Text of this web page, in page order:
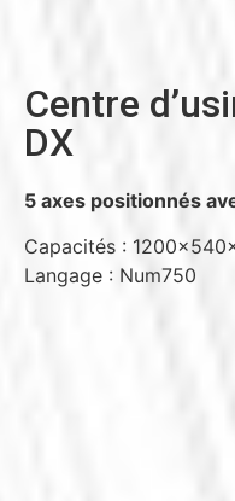
Centre
DX
5 axes positionnés
Capacités :
Langage : Num750